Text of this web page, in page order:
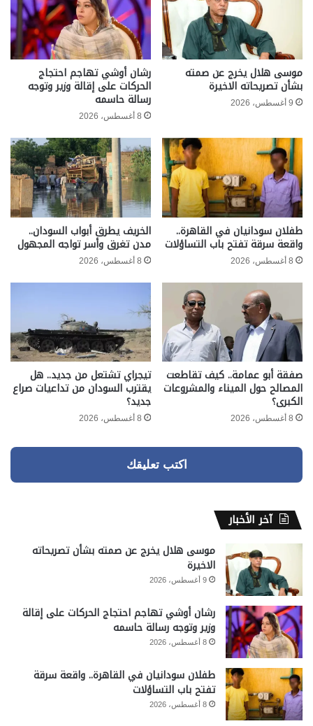
موسى هلال يخرج عن صمته
بشأن تصريحاته الاخيرة
9 أغسطس، 2026
رشان أوشي تهاجم احتجاج
الحركات على إقالة وزير وتوجه
رسالة حاسمه
8 أغسطس، 2026
طفلان سودانيان في القاهرة..
واقعة سرقة تفتح باب التساؤلات
8 أغسطس، 2026
الخريف يطرق أبواب السودان..
مدن تغرق وأسر تواجه المجهول
8 أغسطس، 2026
صفقة أبو عمامة.. كيف تقاطعت
المصالح حول الميناء والمشروعات
الكبرى؟
8 أغسطس، 2026
تيجراي تشتعل من جديد.. هل
يقترب السودان من تداعيات صراع
جديد؟
8 أغسطس، 2026
اكتب تعليقك
آخر الأخبار
موسى هلال يخرج عن صمته بشأن تصريحاته
الاخيرة
9 أغسطس، 2026
رشان أوشي تهاجم احتجاج الحركات على إقالة
وزير وتوجه رسالة حاسمه
8 أغسطس، 2026
طفلان سودانيان في القاهرة.. واقعة سرقة
تفتح باب التساؤلات
8 أغسطس، 2026